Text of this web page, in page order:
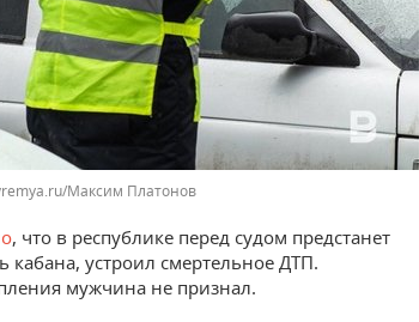
Максим Платонов
, что в республике перед судом предстанет
кабана, устроил смертельное ДТП.
мужчина не признал.